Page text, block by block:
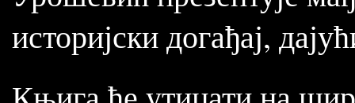
историјски догађај,